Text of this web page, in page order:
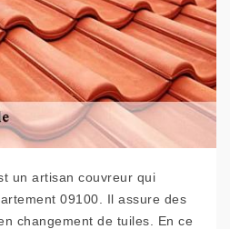
un artisan couvreur qui
09100. Il assure des
changement de tuiles. En ce